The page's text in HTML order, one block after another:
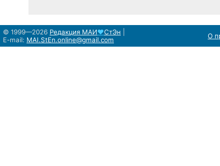
© 1999—2026 Редакция МАИ♥СтЭн
E-mail: MAI.StEn.online@gmail.com О